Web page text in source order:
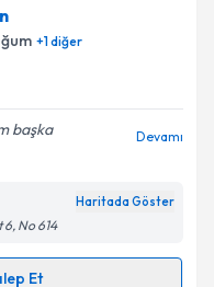
randevu takvimi
randevu almanız
posta ile
ilişkin
verilerimin belirtilen
ediyorum.
+1diğer
başka
Devamı
Haritada Göster
6, No 614
Et